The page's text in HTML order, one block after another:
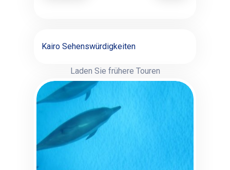
Kairo Sehenswürdigkeiten
Laden Sie frühere Touren